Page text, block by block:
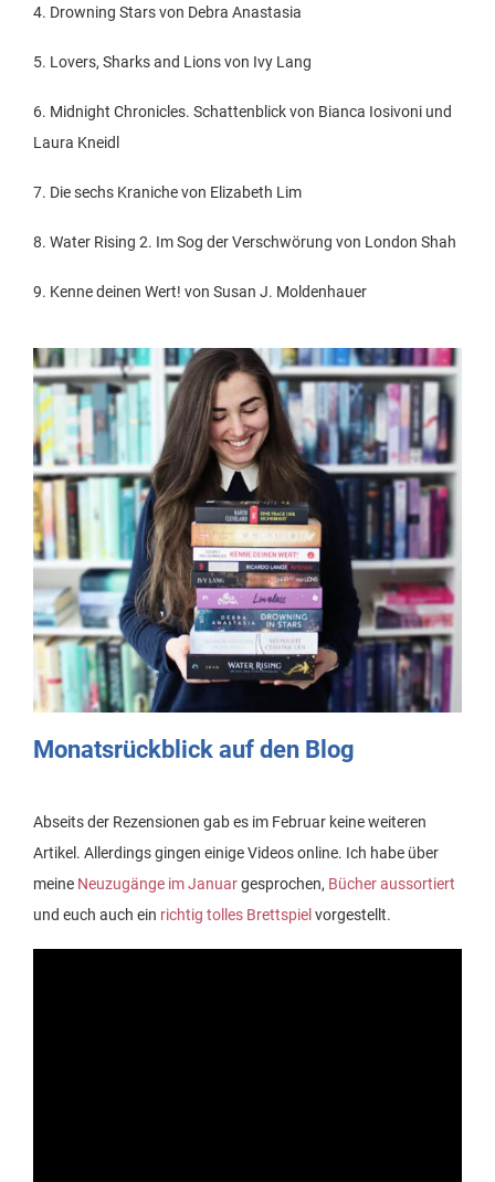
4. Drowning Stars von Debra Anastasia
5. Lovers, Sharks and Lions von Ivy Lang
6. Midnight Chronicles. Schattenblick von Bianca Iosivoni und
Laura Kneidl
7. Die sechs Kraniche von Elizabeth Lim
8. Water Rising 2. Im Sog der Verschwörung von London Shah
9. Kenne deinen Wert! von Susan J. Moldenhauer
Monatsrückblick auf den Blog
Abseits der Rezensionen gab es im Februar keine weiteren
Artikel. Allerdings gingen einige Videos online. Ich habe über
meine Neuzugänge im Januargesprochen, Bücher aussortiert
und euch auch ein richtig tolles Brettspiel vorgestellt.